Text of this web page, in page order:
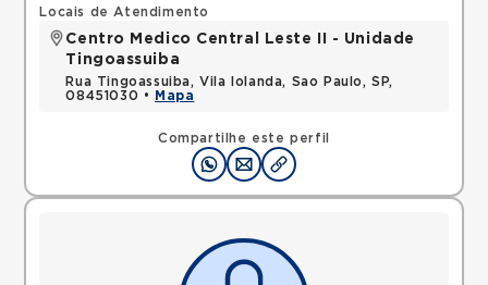
Compartilhe este perfil
Locais de Atendimento
Centro Medico Central Leste II - Unidade
Tingoassuiba
Rua Tingoassuiba, Vila Iolanda, Sao Paulo, SP,
08451030 •
Mapa